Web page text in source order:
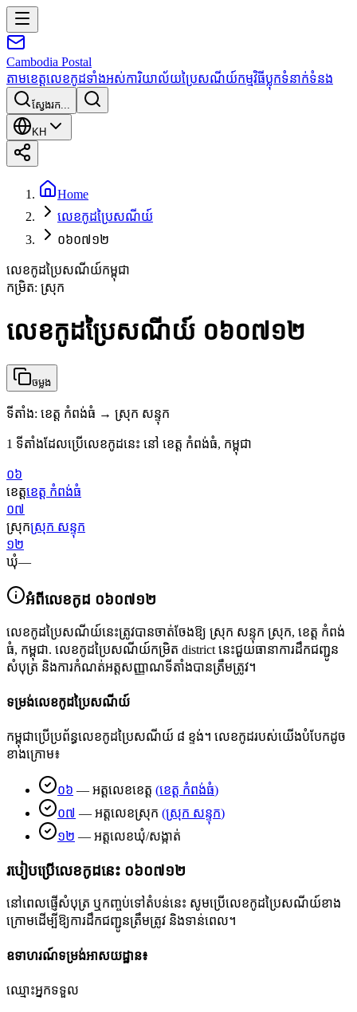
Cambodia Postal
តាមខេត្តលេខកូដទាំងអស់ការិយាល័យប្រៃសណីយ៍កម្មវិធីប្លុកទំនាក់ទំនង
ស្វែងរក...
KH
Home
លេខកូដប្រៃសណីយ៍
០៦០៧១២
លេខកូដប្រៃសណីយ៍កម្ពុជា
កម្រិត: ស្រុក
លេខកូដប្រៃសណីយ៍ ០៦០៧១២
ចម្លង
ទីតាំង: ខេត្ត កំពង់ធំ → ស្រុក សន្ទុក
1 ទីតាំងដែលប្រើលេខកូដនេះ នៅ ខេត្ត កំពង់ធំ, កម្ពុជា
០៦
ខេត្តខេត្ត កំពង់ធំ
០៧
ស្រុកស្រុក សន្ទុក
១២
ឃុំ—
អំពីលេខកូដ ០៦០៧១២
លេខកូដប្រៃសណីយ៍នេះត្រូវបានចាត់ចែងឱ្យ ស្រុក សន្ទុក ស្រុក, ខេត្ត កំពង់
ធំ, កម្ពុជា. លេខកូដប្រៃសណីយ៍កម្រិត district នេះជួយធានាការដឹកជញ្ជូន
សំបុត្រ និងការកំណត់អត្តសញ្ញាណទីតាំងបានត្រឹមត្រូវ។
ទម្រង់លេខកូដប្រៃសណីយ៍
កម្ពុជាប្រើប្រព័ន្ធលេខកូដប្រៃសណីយ៍ ៨ ខ្ទង់។ លេខកូដរបស់យើងបំបែកដូច
ខាងក្រោម៖
០៦ — អត្តលេខខេត្ត (ខេត្ត កំពង់ធំ)
០៧ — អត្តលេខស្រុក (ស្រុក សន្ទុក)
១២ — អត្តលេខឃុំ/សង្កាត់
របៀបប្រើលេខកូដនេះ ០៦០៧១២
នៅពេលផ្ញើសំបុត្រ ឬកញ្ចប់ទៅតំបន់នេះ សូមប្រើលេខកូដប្រៃសណីយ៍ខាង
ក្រោមដើម្បីឱ្យការដឹកជញ្ជូនត្រឹមត្រូវ និងទាន់ពេល។
ឧទាហរណ៍ទម្រង់អាសយដ្ឋាន៖
ឈ្មោះអ្នកទទួល